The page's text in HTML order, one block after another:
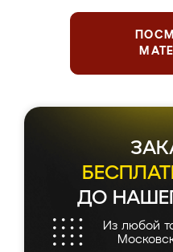
ДО
Из любой